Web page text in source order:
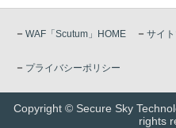
－WAF「Scutum」HOME －サイ
－ プライバシーポリシー
Copyright © Secure Sky
rights